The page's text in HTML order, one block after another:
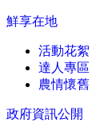
鮮享在地
活動花絮
達人專區
農情懷舊
政府資訊公開